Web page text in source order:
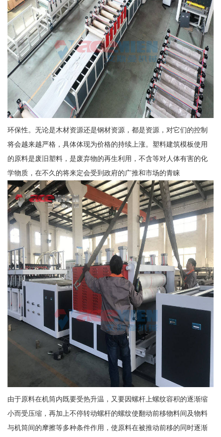
环保性。无论是木材资源还是钢材资源，都是资源，对它们的控制
将会越来越严格，具体体现为价格的持续上涨。塑料建筑模板使用
的原料是废旧塑料，是废弃物的再生利用，不含等对人体有害的化
学物质，在不久的将来定会受到政府的广推和市场的青睐
由于原料在机筒内既要受热升温，又要因螺杆上螺纹容积的逐渐缩
小而受压缩，再加上不停转动螺杆的螺纹使翻动前移物料间及物料
与机筒间的摩擦等多种条件作用，使原料在被推动前移的同时逐渐